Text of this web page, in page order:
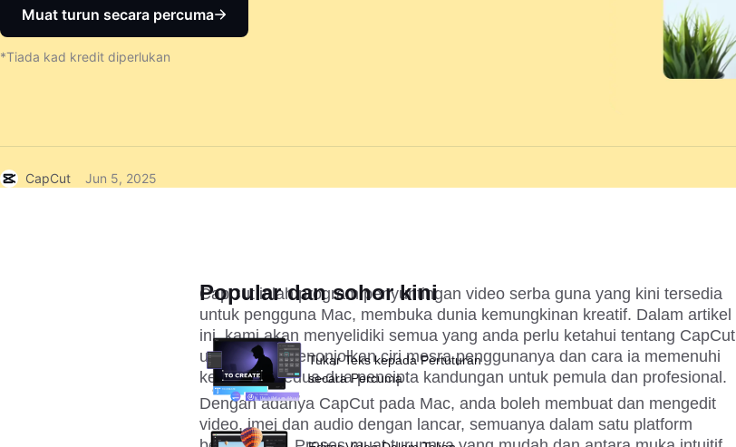
Muat turun secara percuma
*Tiada kad kredit diperlukan
CapCut Jun 5, 2025
CapCut ialah program penyuntingan video serba guna yang kini tersedia
untuk pengguna Mac, membuka dunia kemungkinan kreatif. Dalam artikel
ini, kami akan menyelidiki semua yang anda perlu ketahui tentang CapCut
untuk Mac, menonjolkan ciri mesra penggunanya dan cara ia memenuhi
keperluan kedua-dua pencipta kandungan untuk pemula dan profesional.
Dengan adanya CapCut pada Mac, anda boleh membuat dan mengedit
video, imej dan audio dengan lancar, semuanya dalam satu platform
Popular dan sohor kini
Tukar Teks kepada Pertuturan
secara Percuma